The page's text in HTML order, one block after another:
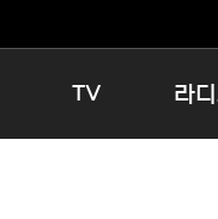
TV 라